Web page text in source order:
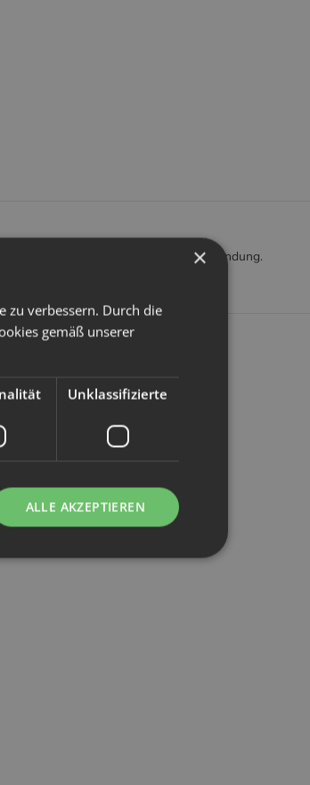
– idealerweise mit 1 Pad je Anwendung.
×
zu verbessern. Durch die
gemäß unserer
Unklassifizierte
ALLE AKZEPTIEREN